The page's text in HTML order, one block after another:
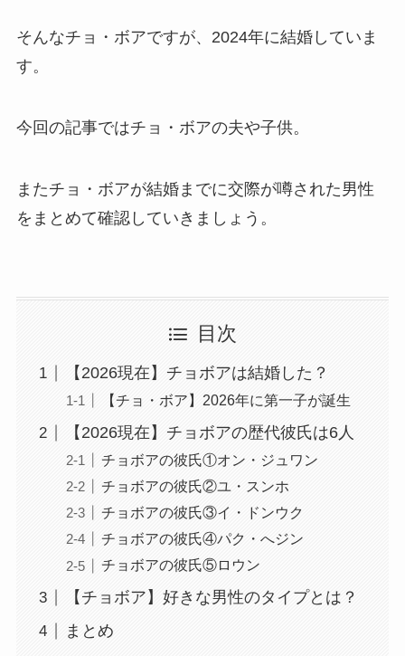
そんなチョ・ボアですが、2024年に結婚していま
す。
今回の記事ではチョ・ボアの夫や子供。
またチョ・ボアが結婚までに交際が噂された男性
をまとめて確認していきましょう。
目次
【2026現在】チョボアは結婚した？
【チョ・ボア】2026年に第一子が誕生
【2026現在】チョボアの歴代彼氏は6人
チョボアの彼氏①オン・ジュワン
チョボアの彼氏②ユ・スンホ
チョボアの彼氏③イ・ドンウク
チョボアの彼氏④パク・へジン
チョボアの彼氏⑤ロウン
【チョボア】好きな男性のタイプとは？
まとめ